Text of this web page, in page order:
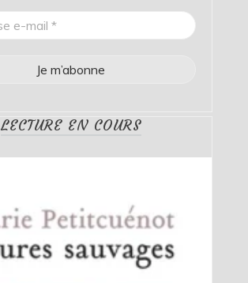
LECTURE EN COURS